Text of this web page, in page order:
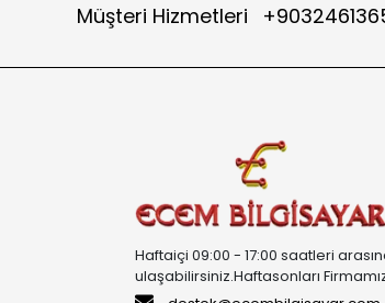
Müşteri Hizmetleri
Haftaiçi 09:00 - 17:00 saatleri
ulaşabilirsiniz.Haftasonları